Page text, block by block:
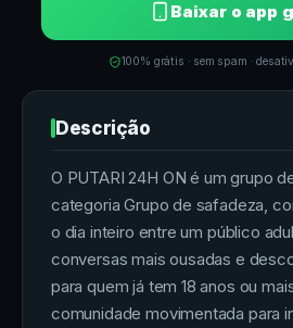
Baixar o app
100% grátis · sem spam ·
Descrição
O PUTARI 24H ON é um grupo
categoria Grupo de safadeza,
o dia inteiro entre um público
conversas mais ousadas e
para quem já tem 18 anos ou
comunidade movimentada para